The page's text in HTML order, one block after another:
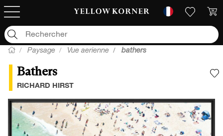
Paysage Vue aerienne bathers
Bathers
RICHARD HIRST